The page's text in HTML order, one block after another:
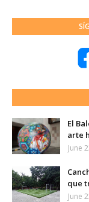
El
arte
June
que
June